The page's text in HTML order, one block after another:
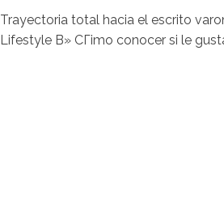
Trayectoria total hacia el escrito
Lifestyle В» CГіmo conocer si le